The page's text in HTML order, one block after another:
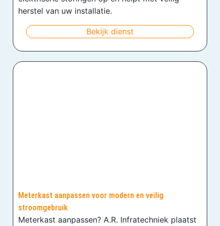
herstel van uw installatie.
Bekijk dienst
Meterkast aanpassen voor modern en veilig
stroomgebruik
Meterkast aanpassen? A.R. Infratechniek plaatst